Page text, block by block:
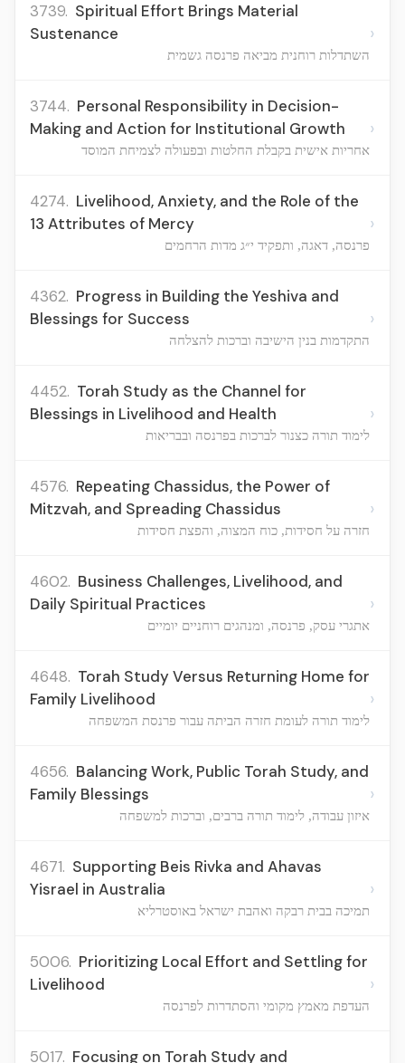
3739. Spiritual Effort Brings Material
Sustenance
השתדלות רוחנית מביאה פרנסה גשמית
›
3744. Personal Responsibility in Decision-
Making and Action for Institutional Growth
אחריות אישית בקבלת החלטות ובפעולה לצמיחת המוסד
›
4274. Livelihood, Anxiety, and the Role of the
13 Attributes of Mercy
פרנסה, דאגה, ותפקיד י״ג מדות הרחמים
›
4362. Progress in Building the Yeshiva and
Blessings for Success
התקדמות בנין הישיבה וברכות להצלחה
›
4452. Torah Study as the Channel for
Blessings in Livelihood and Health
לימוד תורה כצנור לברכות בפרנסה ובבריאות
›
4576. Repeating Chassidus, the Power of
Mitzvah, and Spreading Chassidus
חזרה על חסידות, כוח המצוה, והפצת חסידות
›
4602. Business Challenges, Livelihood, and
Daily Spiritual Practices
אתגרי עסק, פרנסה, ומנהגים רוחניים יומיים
›
4648. Torah Study Versus Returning Home for
Family Livelihood
לימוד תורה לעומת חזרה הביתה עבור פרנסת המשפחה
›
4656. Balancing Work, Public Torah Study, and
Family Blessings
איזון עבודה, לימוד תורה ברבים, וברכות למשפחה
›
4671. Supporting Beis Rivka and Ahavas
Yisrael in Australia
תמיכה בבית רבקה ואהבת ישראל באוסטרליא
›
5006. Prioritizing Local Effort and Settling for
Livelihood
העדפת מאמץ מקומי והסתדרות לפרנסה
›
5017. Focusing on Torah Study and